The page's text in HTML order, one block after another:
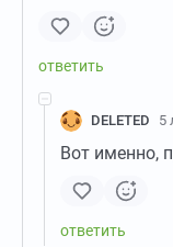
DELETED 5
Вот именно,